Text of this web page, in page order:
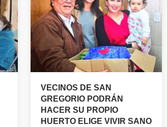
VECINOS DE SAN
GREGORIO PODRÁN
HACER SU PROPIO
HUERTO ELIGE VIVIR SANO